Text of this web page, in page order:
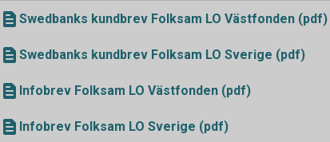
Swedbanks kundbrev Folksam LO Västfonden (pdf)
Swedbanks kundbrev Folksam LO Sverige (pdf)
Infobrev Folksam LO Västfonden (pdf)
Infobrev Folksam LO Sverige (pdf)